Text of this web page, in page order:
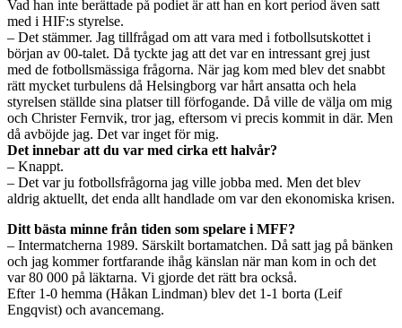
Vad han inte berättade på podiet är att han en kort period även satt
med i HIF:s styrelse.
– Det stämmer. Jag tillfrågad om att vara med i fotbollsutskottet i
början av 00-talet. Då tyckte jag att det var en intressant grej just
med de fotbollsmässiga frågorna. När jag kom med blev det snabbt
rätt mycket turbulens då Helsingborg var hårt ansatta och hela
styrelsen ställde sina platser till förfogande. Då ville de välja om mig
och Christer Fernvik, tror jag, eftersom vi precis kommit in där. Men
då avböjde jag. Det var inget för mig.
Det innebar att du var med cirka ett halvår?
– Knappt.
– Det var ju fotbollsfrågorna jag ville jobba med. Men det blev
aldrig aktuellt, det enda allt handlade om var den ekonomiska krisen.
Ditt bästa minne från tiden som spelare i MFF?
– Intermatcherna 1989. Särskilt bortamatchen. Då satt jag på bänken
och jag kommer fortfarande ihåg känslan när man kom in och det
var 80 000 på läktarna. Vi gjorde det rätt bra också.
Efter 1-0 hemma (Håkan Lindman) blev det 1-1 borta (Leif
Engqvist) och avancemang.